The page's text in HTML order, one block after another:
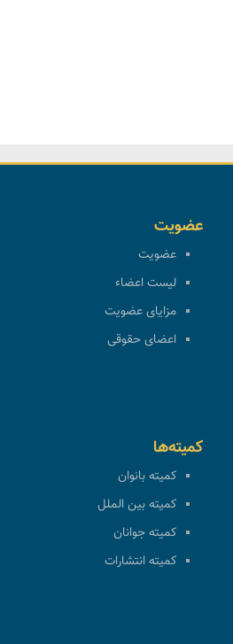
عضویت
عضویت
لیست اعضاء
مزایای عضویت
اعضای حقوقی
کمیته‌ها
کمیته بانوان
کمیته بین الملل
کمیته جوانان
کمیته انتشارات